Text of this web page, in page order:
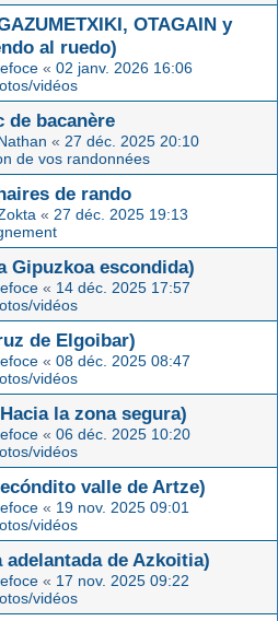
OTAGAIN y
al ruedo)
« 02 janv. 2026 16:06
vidéos
de bacanère
« 27 déc. 2025 20:10
de vos randonnées
de rando
« 27 déc. 2025 19:13
Gipuzkoa escondida)
« 14 déc. 2025 17:57
vidéos
de Elgoibar)
« 08 déc. 2025 08:47
vidéos
la zona segura)
« 06 déc. 2025 10:20
vidéos
valle de Artze)
« 19 nov. 2025 09:01
vidéos
adelantada de Azkoitia)
« 17 nov. 2025 09:22
vidéos